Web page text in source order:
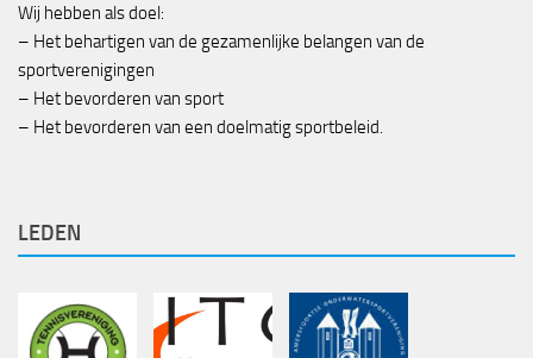
Wij hebben als doel:
– Het behartigen van de gezamenlijke belangen van de
sportverenigingen
– Het bevorderen van sport
– Het bevorderen van een doelmatig sportbeleid.
LEDEN